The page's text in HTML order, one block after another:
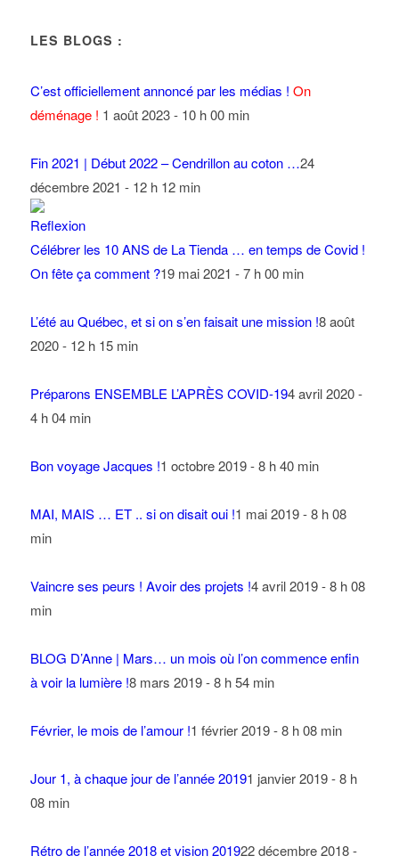
LES BLOGS :
C’est officiellement annoncé par les médias ! On
déménage ! 1 août 2023 - 10 h 00 min
Fin 2021 | Début 2022 – Cendrillon au coton …24
décembre 2021 - 12 h 12 min
Célébrer les 10 ANS de La Tienda … en temps de Covid !
On fête ça comment ?19 mai 2021 - 7 h 00 min
L’été au Québec, et si on s’en faisait une mission !8 août
2020 - 12 h 15 min
Préparons ENSEMBLE L’APRÈS COVID-194 avril 2020 -
4 h 04 min
Bon voyage Jacques !1 octobre 2019 - 8 h 40 min
MAI, MAIS … ET .. si on disait oui !1 mai 2019 - 8 h 08
min
Vaincre ses peurs ! Avoir des projets !4 avril 2019 - 8 h 08
min
BLOG D’Anne | Mars… un mois où l’on commence enfin
à voir la lumière !8 mars 2019 - 8 h 54 min
Février, le mois de l’amour !1 février 2019 - 8 h 08 min
Jour 1, à chaque jour de l’année 20191 janvier 2019 - 8 h
08 min
Rétro de l’année 2018 et vision 201922 décembre 2018 -